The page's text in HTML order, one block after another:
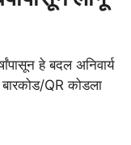
हे बदल अनिवार्य
QR कोडला